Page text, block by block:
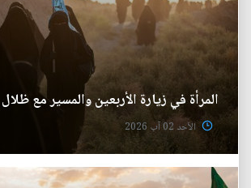
المرأة في زيارة الأربعين والمسير مع
الأحد 02 آب 2026